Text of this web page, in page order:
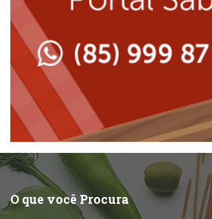
Lanchonetes
Massas
Peixes e Frutos do Mar
Pizzarias
Peixes e Frutos do Mar
Pizzarias
Portuguesa
Sobremesas e sorvetes
O que você Procura